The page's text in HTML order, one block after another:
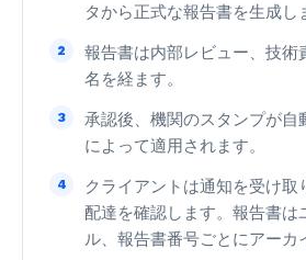
タから正式な報告書を生成し
2
報告書は内部レビュー、技術
名を経ます。
3
承認後、機関のスタンプが自
によって適用されます。
4
クライアントは通知を受け取
配達を確認します。報告書は
ル、報告書番号ごとにアーカ